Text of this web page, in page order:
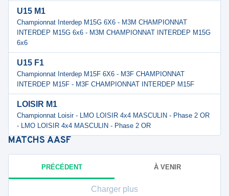
U15 M1
Championnat Interdep M15G 6X6 - M3M CHAMPIONNAT
INTERDEP M15G 6x6 - M3M CHAMPIONNAT INTERDEP M15G
6x6
U15 F1
Championnat Interdep M15F 6X6 - M3F CHAMPIONNAT
INTERDEP M15F - M3F CHAMPIONNAT INTERDEP M15F
LOISIR M1
Championnat Loisir - LMO LOISIR 4x4 MASCULIN - Phase 2 OR
- LMO LOISIR 4x4 MASCULIN - Phase 2 OR
MATCHS AASF
PRÉCÉDENT À VENIR
Charger plus